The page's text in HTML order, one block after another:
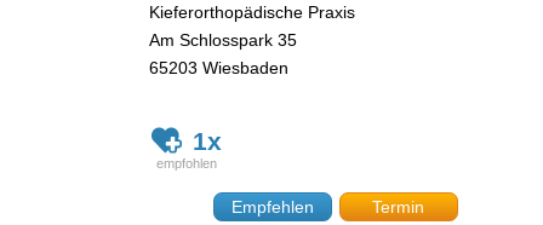
Kieferorthopädische Praxis
Am Schlosspark 35
65203 Wiesbaden
1x
Empfehlen
Termin